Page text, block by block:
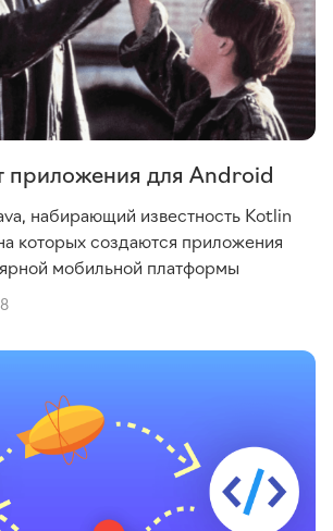
приложения для Android
набирающий известность Kotlin
которых создаются приложения
мобильной платформы